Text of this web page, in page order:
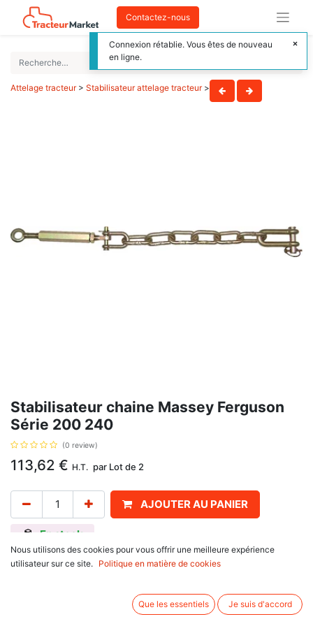
Contactez-nous
Attelage tracteur> Stabilisateur attelage tracteur>
Stabilisateur chaine Massey Ferguson
Série 200 240
(0 review)
113,62 € H.T. par Lot de 2
AJOUTER AU PANIER
En stock
Pour Massey Ferguson
Pre 100 Series : 35X, FE35, 35, 65
TE : TE20, TEA20, TED20, TEF20
Nous utilisons des cookies pour vous offrir une meilleure expérience
utilisateur sur ce site.
Politique en matière de cookies
Que les essentiels Je suis d'accord
Connexion rétablie. Vous êtes de nouveau
en ligne.